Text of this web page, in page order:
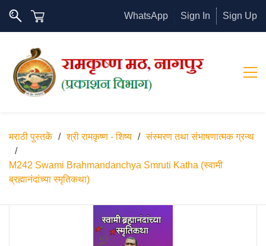
WhatsApp Sign In Sign Up
मराठी पुस्तकें / श्री रामकृष्ण - शिष्य / संस्मरण तथा संभाषणात्मक ग्रन्थ
/
M242 Swami Brahmandanchya Smruti Katha (स्वामी
ब्रह्मानंदांच्या स्मृतिकथा)